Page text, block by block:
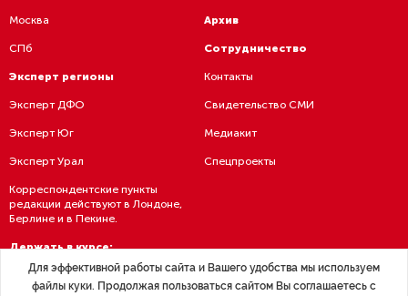
Москва
СПб
Эксперт регионы
Эксперт ДФО
Эксперт Юг
Эксперт Урал
Корреспондентские пункты
редакции действуют в Лондоне,
Берлине и в Пекине.
Архив
Сотрудничество
Контакты
Свидетельство СМИ
Медиакит
Спецпроекты
Держать в курсе:
Для эффективной работы сайта и Вашего удобства мы используем
файлы куки. Продолжая пользоваться сайтом Вы соглашаетесь с